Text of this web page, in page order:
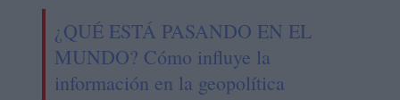
¿QUÉ ESTÁ PASANDO EN EL
MUNDO? Cómo influye la
información en la geopolítica